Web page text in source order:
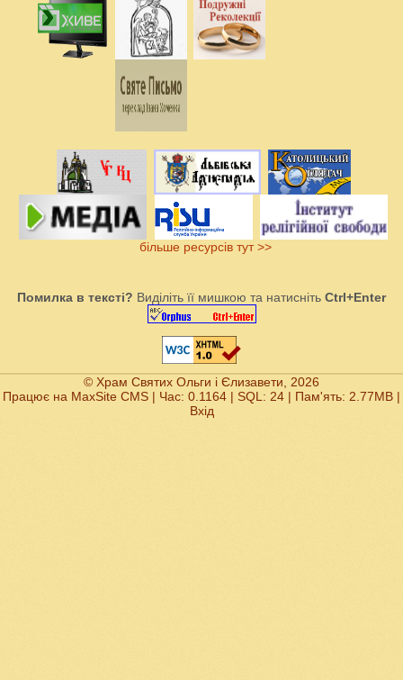
більше ресурсів тут >>
Помилка в тексті? Виділіть її мишкою та натисніть Ctrl+Enter
© Храм Святих Ольги і Єлизавети, 2026
Працює на MaxSite CMS | Час: 0.1164 | SQL: 24 | Пам'ять: 2.77MB |
Вхід